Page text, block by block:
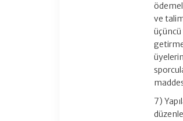
ve
üçüncü
7)